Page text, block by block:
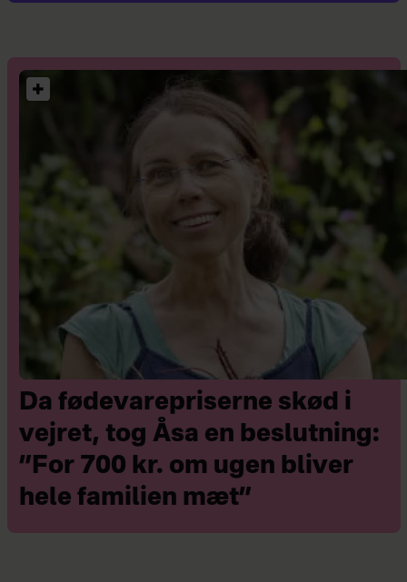
Da fødevarepriserne skød i
vejret, tog Åsa en beslutning:
”For 700 kr. om ugen bliver
hele familien mæt”